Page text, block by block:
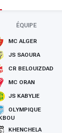
ÉQUIPE
MC ALGER
JS SAOURA
CR BELOUIZDAD
MC ORAN
JS KABYLIE
OLYMPIQUE
KHENCHELA